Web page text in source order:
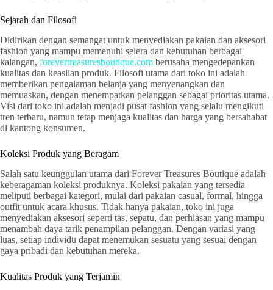
Sejarah dan Filosofi
Didirikan dengan semangat untuk menyediakan pakaian dan aksesori
fashion yang mampu memenuhi selera dan kebutuhan berbagai
kalangan, forevertreasuresboutique.com berusaha mengedepankan
kualitas dan keaslian produk. Filosofi utama dari toko ini adalah
memberikan pengalaman belanja yang menyenangkan dan
memuaskan, dengan menempatkan pelanggan sebagai prioritas utama.
Visi dari toko ini adalah menjadi pusat fashion yang selalu mengikuti
tren terbaru, namun tetap menjaga kualitas dan harga yang bersahabat
di kantong konsumen.
Koleksi Produk yang Beragam
Salah satu keunggulan utama dari Forever Treasures Boutique adalah
keberagaman koleksi produknya. Koleksi pakaian yang tersedia
meliputi berbagai kategori, mulai dari pakaian casual, formal, hingga
outfit untuk acara khusus. Tidak hanya pakaian, toko ini juga
menyediakan aksesori seperti tas, sepatu, dan perhiasan yang mampu
menambah daya tarik penampilan pelanggan. Dengan variasi yang
luas, setiap individu dapat menemukan sesuatu yang sesuai dengan
gaya pribadi dan kebutuhan mereka.
Kualitas Produk yang Terjamin